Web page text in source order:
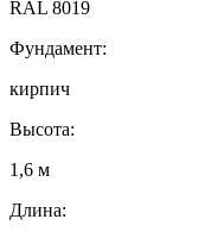
RAL 8019
Фундамент:
кирпич
Высота:
1,6 м
Длина: